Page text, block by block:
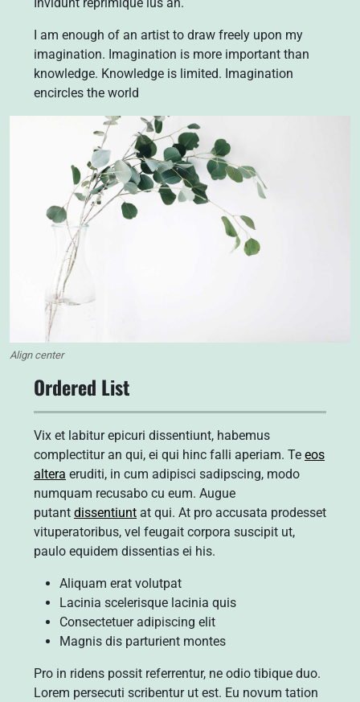
I am enough of an artist to draw freely upon my
imagination. Imagination is more important than
knowledge. Knowledge is limited. Imagination
encircles the world
Align center
Ordered List
Vix et labitur epicuri dissentiunt, habemus
complectitur an qui, ei qui hinc falli aperiam. Te eos
altera eruditi, in cum adipisci sadipscing, modo
numquam recusabo cu eum. Augue
putant dissentiunt at qui. At pro accusata prodesset
vituperatoribus, vel feugait corpora suscipit ut,
paulo equidem dissentias ei his.
Aliquam erat volutpat
Lacinia scelerisque lacinia quis
Consectetuer adipiscing elit
Magnis dis parturient montes
Pro in ridens possit referrentur, ne odio tibique duo.
Lorem persecuti scribentur ut est. Eu novum tation